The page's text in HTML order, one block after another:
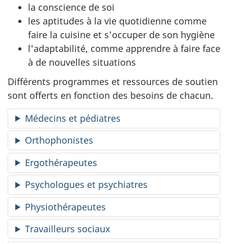
la conscience de soi
les aptitudes à la vie quotidienne comme
faire la cuisine et s'occuper de son hygiène
l'adaptabilité, comme apprendre à faire face
à de nouvelles situations
Différents programmes et ressources de soutien
sont offerts en fonction des besoins de chacun.
Médecins et pédiatres
Orthophonistes
Ergothérapeutes
Psychologues et psychiatres
Physiothérapeutes
Travailleurs sociaux